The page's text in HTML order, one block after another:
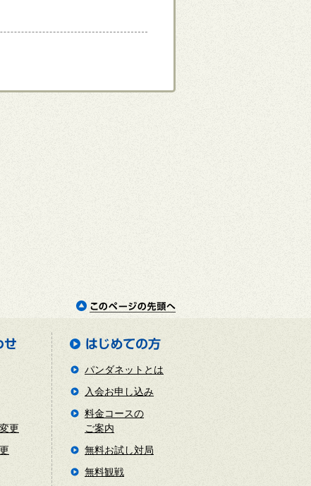
更
パンダネットとは
入会お申し込み
料金コースの
ご案内
無料お試し対局
無料観戦